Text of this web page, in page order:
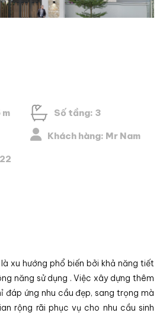
m Số tầng: 3
Khách hàng: Mr Nam
xu hướng phổ biến bởi khả năng tiết
năng sử dụng . Việc xây dựng thêm
đáp ứng nhu cầu đẹp, sang trọng mà
rộng rãi phục vụ cho nhu cầu sinh